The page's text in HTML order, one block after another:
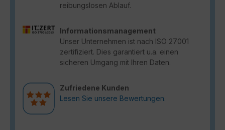
reibungslosen Ablauf.
Informationsmanagement
Unser Unternehmen ist nach ISO 27001
zertifiziert. Dies garantiert u.a. einen
sicheren Umgang mit Ihren Daten.
Zufriedene Kunden
Lesen Sie unsere Bewertungen.